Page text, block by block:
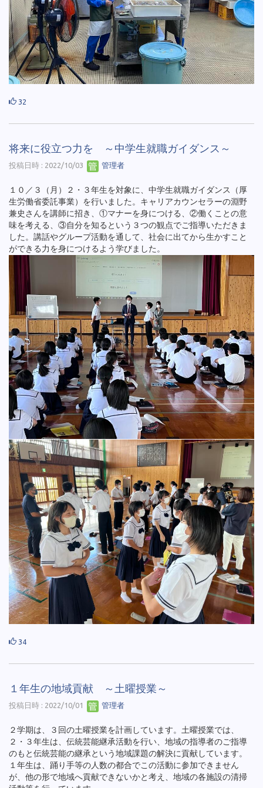
32
将来に役立つ力を ～中学生就職ガイダンス～
投稿日時 : 2022/10/03 管理者
１０／３（月）２・３年生を対象に、中学生就職ガイダンス（厚
生労働省委託事業）を行いました。キャリアカウンセラーの淵野
兼史さんを講師に招き、①マナーを身につける、②働くことの意
味を考える、③自分を知るという３つの観点でご指導いただきま
した。講話やグループ活動を通して、社会に出てから生かすこと
ができる力を身につけるよう学びました。
34
１年生の地域貢献 ～土曜授業～
投稿日時 : 2022/10/01 管理者
２学期は、３回の土曜授業を計画しています。土曜授業では、
２・３年生は、伝統芸能継承活動を行い、地域の指導者のご指導
のもと伝統芸能の継承という地域課題の解決に貢献しています。
１年生は、踊り手等の人数の都合でこの活動に参加できません
が、他の形で地域へ貢献できないかと考え、地域の各施設の清掃